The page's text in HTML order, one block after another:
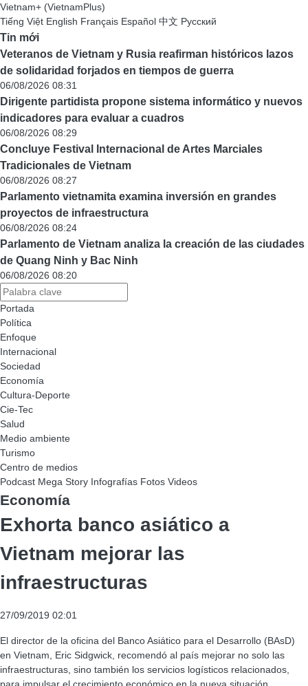
Vietnam+ (VietnamPlus)
Tiếng Việt English Français Español 中文 Русский
Tin mới
Veteranos de Vietnam y Rusia reafirman históricos lazos
de solidaridad forjados en tiempos de guerra
06/08/2026 08:31
Dirigente partidista propone sistema informático y nuevos
indicadores para evaluar a cuadros
06/08/2026 08:29
Concluye Festival Internacional de Artes Marciales
Tradicionales de Vietnam
06/08/2026 08:27
Parlamento vietnamita examina inversión en grandes
proyectos de infraestructura
06/08/2026 08:24
Parlamento de Vietnam analiza la creación de las ciudades
de Quang Ninh y Bac Ninh
06/08/2026 08:20
Portada
Política
Enfoque
Internacional
Sociedad
Economía
Cultura-Deporte
Cie-Tec
Salud
Medio ambiente
Turismo
Centro de medios
Podcast Mega Story Infografías Fotos Videos
Economía
Exhorta banco asiático a
Vietnam mejorar las
infraestructuras
27/09/2019 02:01
El director de la oficina del Banco Asiático para el Desarrollo (BAsD)
en Vietnam, Eric Sidgwick, recomendó al país mejorar no solo las
infraestructuras, sino también los servicios logísticos relacionados,